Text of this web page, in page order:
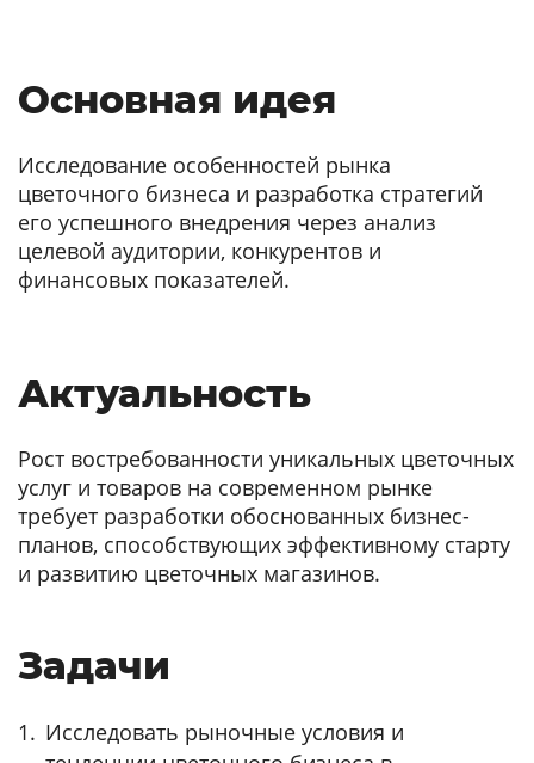
Основная идея
Исследование особенностей рынка
цветочного бизнеса и разработка стратегий
его успешного внедрения через анализ
целевой аудитории, конкурентов и
финансовых показателей.
Актуальность
Рост востребованности уникальных цветочных
услуг и товаров на современном рынке
требует разработки обоснованных бизнес-
планов, способствующих эффективному старту
и развитию цветочных магазинов.
Задачи
Исследовать рыночные условия и